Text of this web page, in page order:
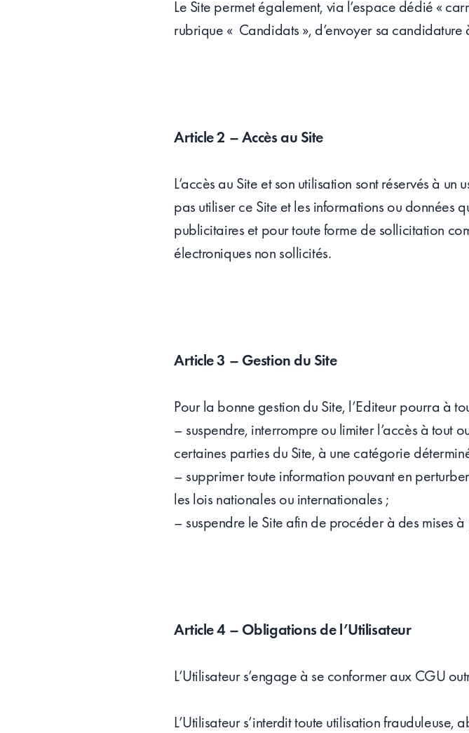
Le Site permet également, via l’espace dédié «
rubrique « Candidats », d’envoyer sa
Article 2 – Accès au Site
L’accès au Site et son utilisation sont réservés à
pas utiliser ce Site et les informations ou données
publicitaires et pour toute forme de sollicitation
électroniques non sollicités.
Article 3 – Gestion du Site
Pour la bonne gestion du Site, l’Editeur pourra à
– suspendre, interrompre ou limiter l’accès à tout
certaines parties du Site, à une catégorie
– supprimer toute information pouvant en
les lois nationales ou internationales ;
– suspendre le Site afin de procéder à des mises à
Article 4 – Obligations de l’Utilisateur
L’Utilisateur s’engage à se conformer aux CGU
L’Utilisateur s’interdit toute utilisation